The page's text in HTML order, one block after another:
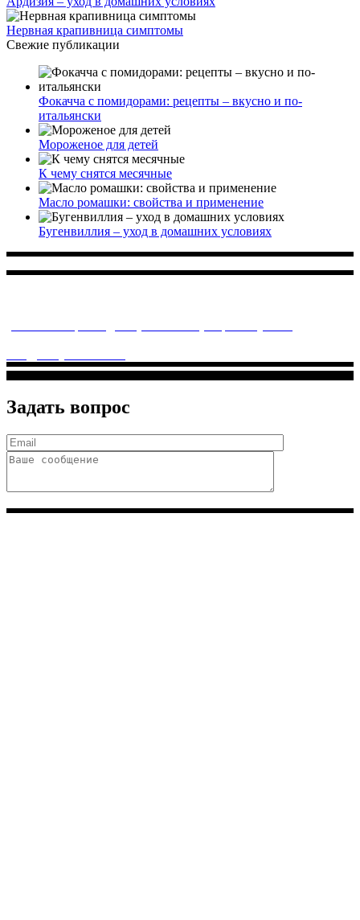
Нервная крапивница симптомы
Свежие публикации
Фокачча с помидорами: рецепты – вкусно и по-
итальянски
Мороженое для детей
К чему снятся месячные
Масло ромашки: свойства и применение
Бугенвиллия – уход в домашних условиях
Задать вопрос